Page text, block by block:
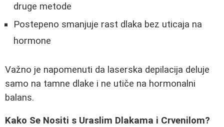
druge metode
Postepeno smanjuje rast dlaka bez uticaja na
hormone
Važno je napomenuti da laserska depilacija deluje
samo na tamne dlake i ne utiče na hormonalni
balans.
Kako Se Nositi s Uraslim Dlakama i Crvenilom?